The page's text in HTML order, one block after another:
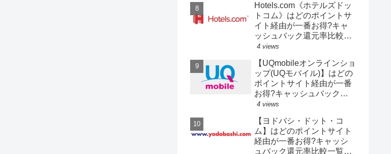
Hotels.com《ホテルズドッ
トコム》はどのポイントサ
イト経由が一番お得?キャ
ッシュバック還元率比較一
覧2020/4/19
4 views
【UQmobileオンラインショ
ップ(UQモバイル)】はどの
ポイントサイト経由が一番
お得?キャッシュバック還
元率比較一覧2020/4/18
4 views
【ヨドバシ・ドット・コ
ム】はどのポイントサイト
経由が一番お得?キャッシ
ュバック還元率比較一覧